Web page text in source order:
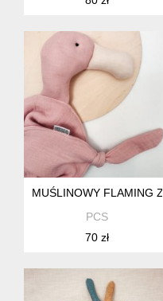
MUŚLINOWY FLAMING
PCS
70 zł